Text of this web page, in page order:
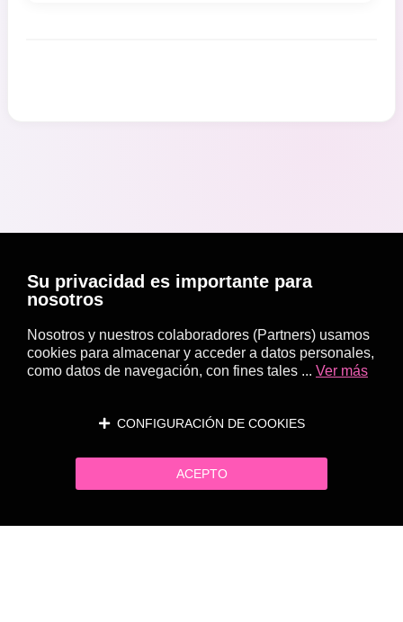
Su privacidad es importante para
nosotros
Nosotros y nuestros colaboradores (Partners) usamos
cookies para almacenar y acceder a datos personales,
como datos de navegación, con fines tales ... Ver más
CONFIGURACIÓN DE COOKIES
ACEPTO